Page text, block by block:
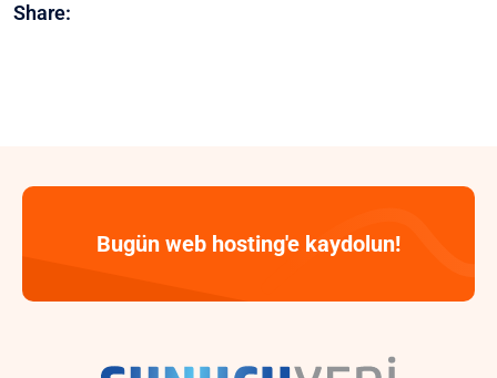
Share:
Bugün web hosting'e kaydolun!